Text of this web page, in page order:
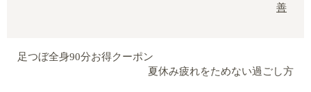
善
足つぼ全身90分お得クーポン
夏休み疲れをためない過ごし方